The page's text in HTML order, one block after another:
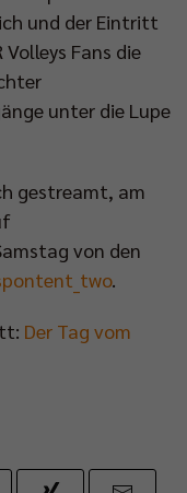
und der Eintritt
Fans die
unter die Lupe
gestreamt, am
von den
.
Der Tag vom